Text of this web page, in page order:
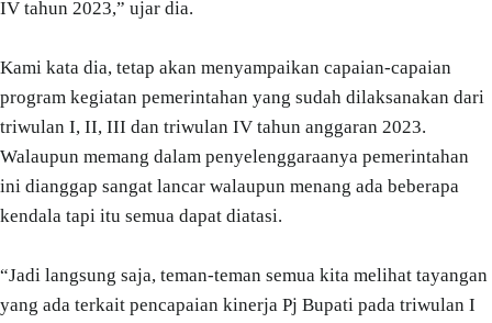
IV tahun 2023,” ujar dia.
Kami kata dia, tetap akan menyampaikan capaian-capaian
program kegiatan pemerintahan yang sudah dilaksanakan dari
triwulan I, II, III dan triwulan IV tahun anggaran 2023.
Walaupun memang dalam penyelenggaraanya pemerintahan
ini dianggap sangat lancar walaupun menang ada beberapa
kendala tapi itu semua dapat diatasi.
“Jadi langsung saja, teman-teman semua kita melihat tayangan
yang ada terkait pencapaian kinerja Pj Bupati pada triwulan I